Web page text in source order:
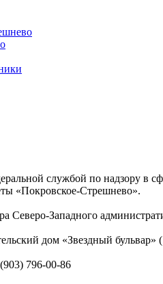
службой по надзору
«Покровское-Стрешнево».
Северо-Западного
дом «Звездный
796-00-86